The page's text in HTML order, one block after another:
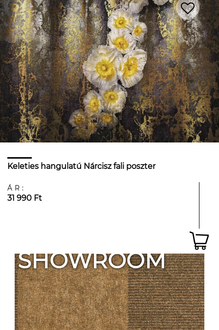
Keleties hangulatú Nárcisz fali poszter
ÁR:
31 990 Ft
SHOWROOM